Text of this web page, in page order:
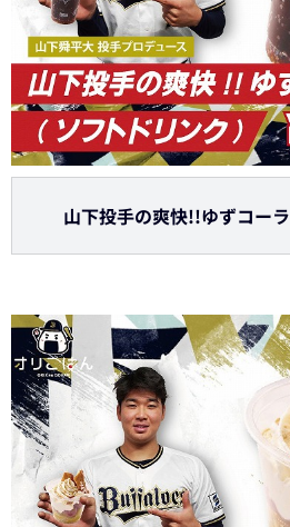
山下投手の爽快!!ゆずコーラ